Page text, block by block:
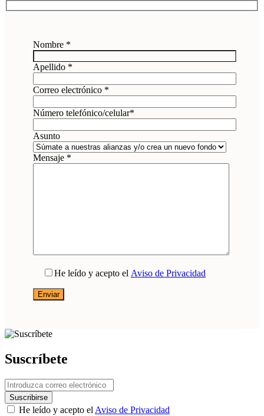
Nombre *
Apellido *
Correo electrónico *
Número telefónico/celular*
Asunto
Mensaje *
He leído y acepto el Aviso de Privacidad
Suscríbete
He leído y acepto el Aviso de Privacidad